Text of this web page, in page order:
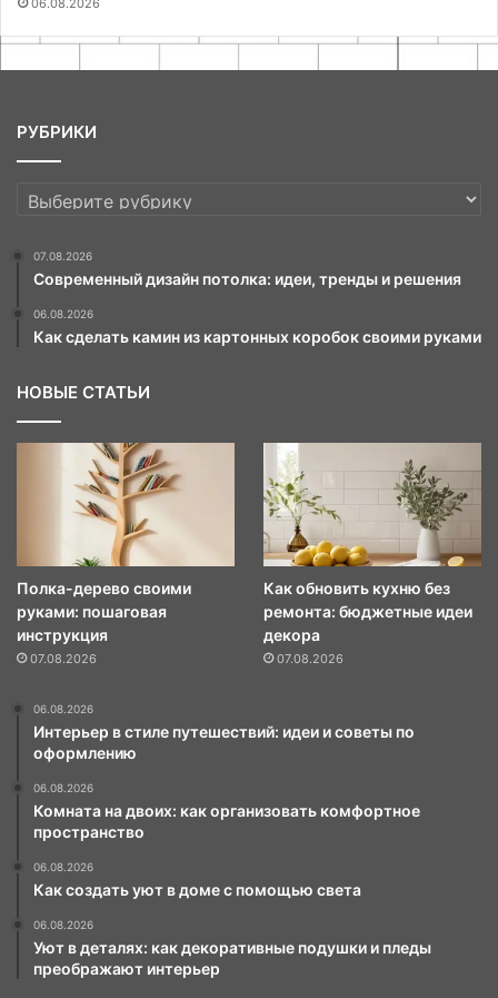
06.08.2026
РУБРИКИ
РУБРИКИ
07.08.2026
Современный дизайн потолка: идеи, тренды и решения
06.08.2026
Как сделать камин из картонных коробок своими руками
НОВЫЕ СТАТЬИ
Полка-дерево своими
руками: пошаговая
инструкция
07.08.2026
Как обновить кухню без
ремонта: бюджетные идеи
декора
07.08.2026
06.08.2026
Интерьер в стиле путешествий: идеи и советы по
оформлению
06.08.2026
Комната на двоих: как организовать комфортное
пространство
06.08.2026
Как создать уют в доме с помощью света
06.08.2026
Уют в деталях: как декоративные подушки и пледы
преображают интерьер